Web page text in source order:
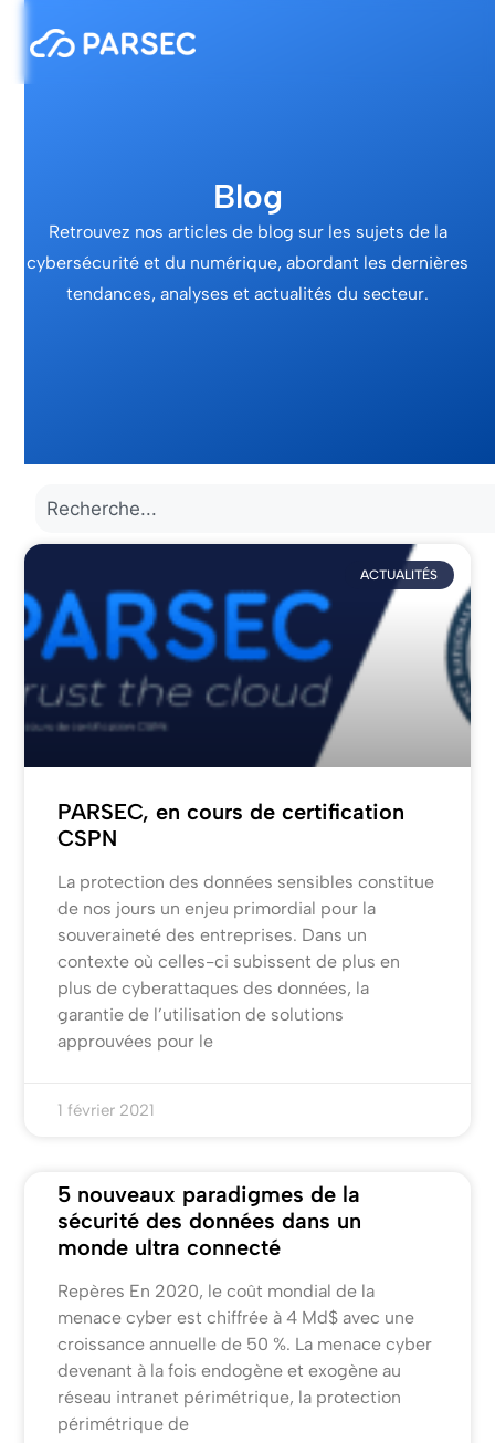
Blog
Retrouvez nos articles de blog sur les sujets de la
cybersécurité et du numérique, abordant les dernières
tendances, analyses et actualités du secteur.
ACTUALITÉS
PARSEC, en cours de certification
CSPN
La protection des données sensibles constitue
de nos jours un enjeu primordial pour la
souveraineté des entreprises. Dans un
contexte où celles-ci subissent de plus en
plus de cyberattaques des données, la
garantie de l’utilisation de solutions
approuvées pour le
1 février 2021
5 nouveaux paradigmes de la
sécurité des données dans un
monde ultra connecté
Repères En 2020, le coût mondial de la
menace cyber est chiffrée à 4 Md$ avec une
croissance annuelle de 50 %. La menace cyber
devenant à la fois endogène et exogène au
réseau intranet périmétrique, la protection
périmétrique de